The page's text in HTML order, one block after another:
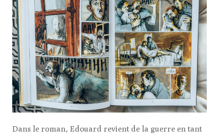
Dans le roman, Edouard revient de la guerre en tant